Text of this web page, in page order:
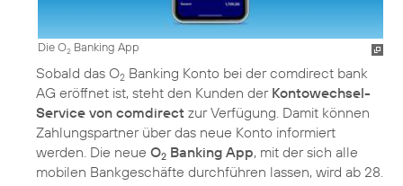
Die O2 Banking App
Sobald das O2 Banking Konto bei der comdirect bank
AG eröffnet ist, steht den Kunden der Kontowechsel-
Service von comdirect zur Verfügung. Damit können
Zahlungspartner über das neue Konto informiert
werden. Die neue O2 Banking App, mit der sich alle
mobilen Bankgeschäfte durchführen lassen, wird ab 28.